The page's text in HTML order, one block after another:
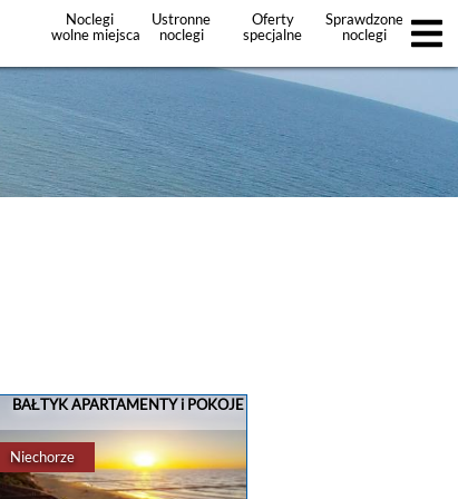
Noclegi
wolne miejsca
Ustronne
noclegi
Oferty
specjalne
Sprawdzone
noclegi
+Dodaj
Niechorze
BAŁTYK APARTAMENTY i POKOJE